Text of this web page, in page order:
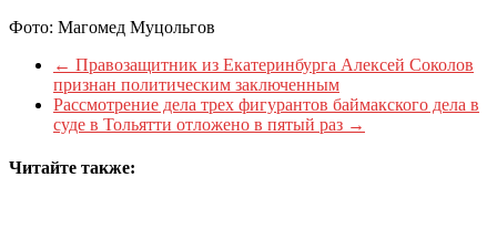
Фото: Магомед Муцольгов
← Правозащитник из Екатеринбурга Алексей Соколов
признан политическим заключенным
Рассмотрение дела трех фигурантов баймакского дела в
суде в Тольятти отложено в пятый раз →
Читайте также: